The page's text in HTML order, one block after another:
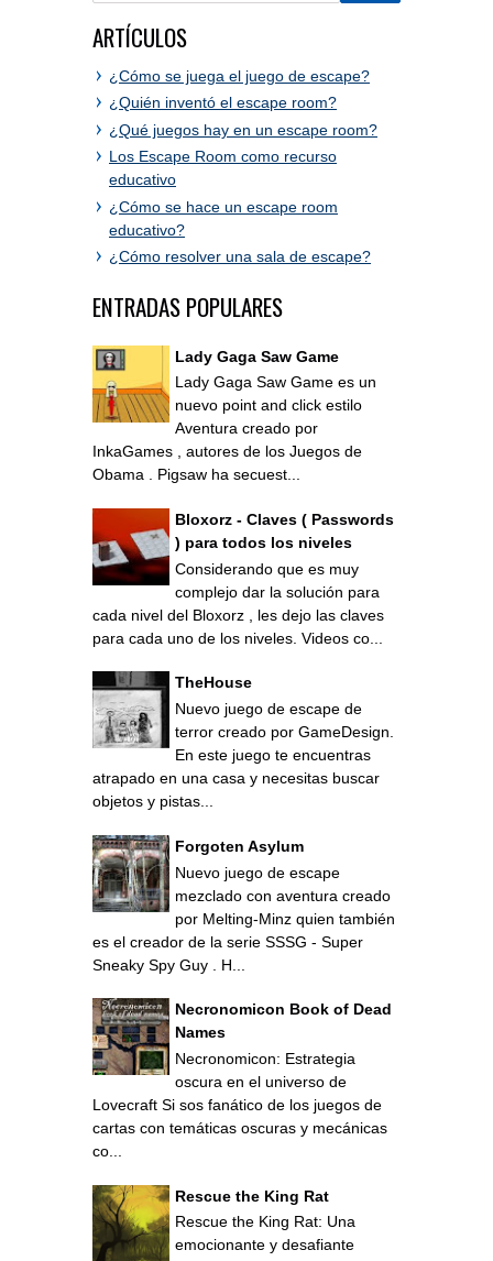
ARTÍCULOS
¿Cómo se juega el juego de escape?
¿Quién inventó el escape room?
¿Qué juegos hay en un escape room?
Los Escape Room como recurso
educativo
¿Cómo se hace un escape room
educativo?
¿Cómo resolver una sala de escape?
ENTRADAS POPULARES
Lady Gaga Saw Game
Lady Gaga Saw Game es un
nuevo point and click estilo
Aventura creado por
InkaGames , autores de los Juegos de
Obama . Pigsaw ha secuest...
Bloxorz - Claves ( Passwords
) para todos los niveles
Considerando que es muy
complejo dar la solución para
cada nivel del Bloxorz , les dejo las claves
para cada uno de los niveles. Videos co...
TheHouse
Nuevo juego de escape de
terror creado por GameDesign.
En este juego te encuentras
atrapado en una casa y necesitas buscar
objetos y pistas...
Forgoten Asylum
Nuevo juego de escape
mezclado con aventura creado
por Melting-Minz quien también
es el creador de la serie SSSG - Super
Sneaky Spy Guy . H...
Necronomicon Book of Dead
Names
Necronomicon: Estrategia
oscura en el universo de
Lovecraft Si sos fanático de los juegos de
cartas con temáticas oscuras y mecánicas
co...
Rescue the King Rat
Rescue the King Rat: Una
emocionante y desafiante